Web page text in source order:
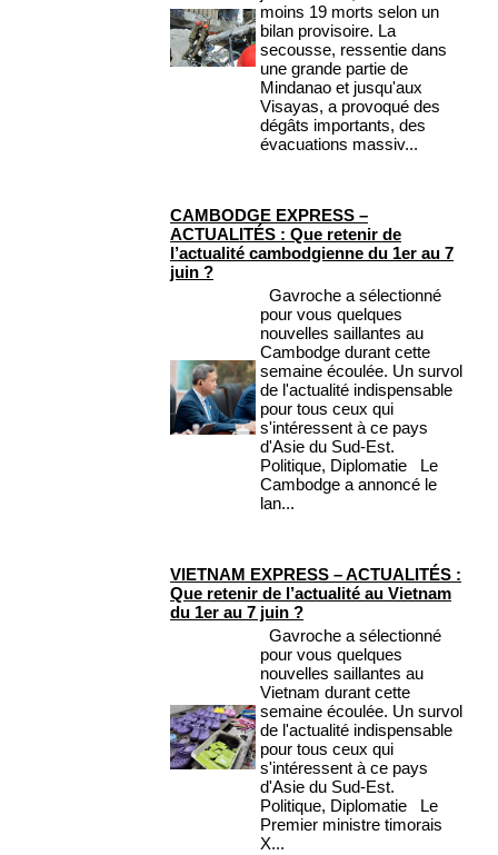
moins 19 morts selon un
bilan provisoire. La
secousse, ressentie dans
une grande partie de
Mindanao et jusqu'aux
Visayas, a provoqué des
dégâts importants, des
évacuations massiv...
CAMBODGE EXPRESS –
ACTUALITÉS : Que retenir de
l’actualité cambodgienne du 1er au 7
juin ?
Gavroche a sélectionné
pour vous quelques
nouvelles saillantes au
Cambodge durant cette
semaine écoulée. Un survol
de l'actualité indispensable
pour tous ceux qui
s'intéressent à ce pays
d'Asie du Sud-Est.
Politique, Diplomatie Le
Cambodge a annoncé le
lan...
VIETNAM EXPRESS – ACTUALITÉS :
Que retenir de l’actualité au Vietnam
du 1er au 7 juin ?
Gavroche a sélectionné
pour vous quelques
nouvelles saillantes au
Vietnam durant cette
semaine écoulée. Un survol
de l'actualité indispensable
pour tous ceux qui
s'intéressent à ce pays
d'Asie du Sud-Est.
Politique, Diplomatie Le
Premier ministre timorais
X...